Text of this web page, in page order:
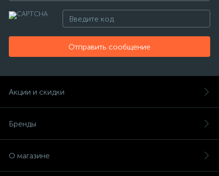
Отправить сообщение
Акции и скидки
Бренды
О магазине